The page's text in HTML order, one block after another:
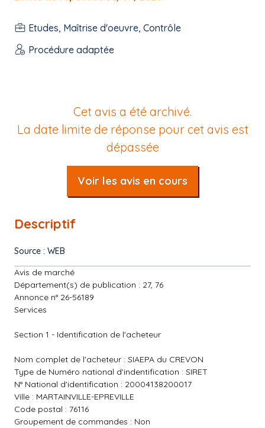
Etudes, Maîtrise d'oeuvre, Contrôle
Procédure adaptée
Cet avis a été archivé.
La date limite de réponse pour cet avis est
dépassée
Voir les avis en cours
Descriptif
Source : WEB
Avis de marché
Département(s) de publication : 27, 76
Annonce n° 26-56189
Services
Section 1 - Identification de l'acheteur
Nom complet de l'acheteur : SIAEPA du CREVON
Type de Numéro national d'indentification : SIRET
N° National d'identification : 20004138200017
Ville : MARTAINVILLE-EPREVILLE
Code postal : 76116
Groupement de commandes : Non